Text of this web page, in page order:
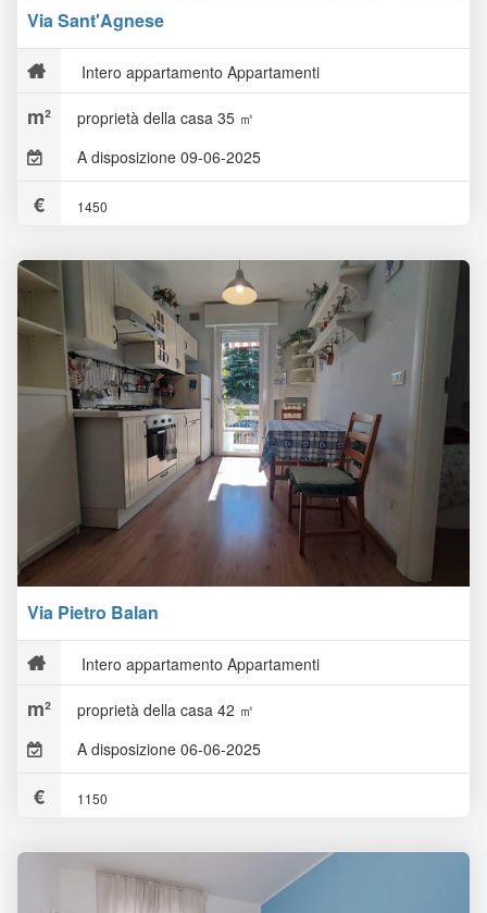
Via Sant'Agnese
Intero appartamento Appartamenti
proprietà della casa 35 ㎡
A disposizione 09-06-2025
1450
Via Pietro Balan
Intero appartamento Appartamenti
proprietà della casa 42 ㎡
A disposizione 06-06-2025
1150